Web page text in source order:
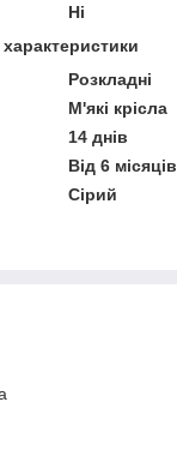
Ні
Розкладні
М'які крісла
14 днів
Від 6 місяців
Сірий